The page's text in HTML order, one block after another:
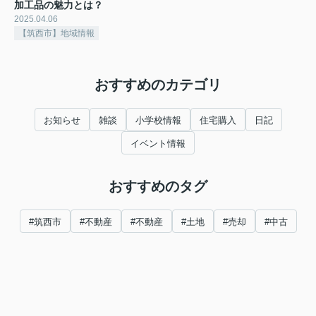
加工品の魅力とは？
2025.04.06
【筑西市】地域情報
おすすめのカテゴリ
お知らせ 雑談 小学校情報 住宅購入 日記
イベント情報
おすすめのタグ
#筑西市 #不動産 #不動産 #土地 #売却 #中古